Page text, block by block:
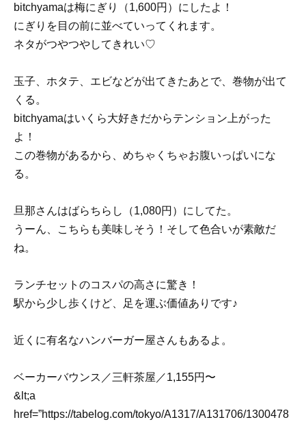
bitchyamaは梅にぎり（1,600円）にしたよ！
にぎりを目の前に並べていってくれます。
ネタがつやつやしてきれい♡
玉子、ホタテ、エビなどが出てきたあとで、巻物が出て
くる。
bitchyamaはいくら大好きだからテンション上がった
よ！
この巻物があるから、めちゃくちゃお腹いっぱいにな
る。
旦那さんはばらちらし（1,080円）にしてた。
うーん、こちらも美味しそう！そして色合いが素敵だ
ね。
ランチセットのコスパの高さに驚き！
駅から少し歩くけど、足を運ぶ価値ありです♪
近くに有名なハンバーガー屋さんもあるよ。
ベーカーバウンス／三軒茶屋／1,155円〜
&lt;a
href=”https://tabelog.com/tokyo/A1317/A131706/1300478